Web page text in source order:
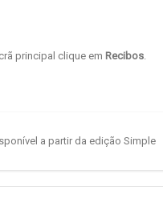
principal clique em Recibos.
a partir da edição Simple